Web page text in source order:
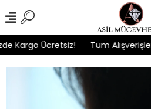
Kargo Ücretsiz! Tüm